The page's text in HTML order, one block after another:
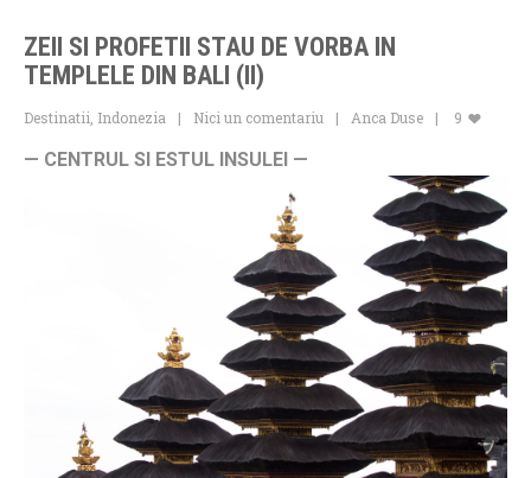
ZEII SI PROFETII STAU DE VORBA IN
TEMPLELE DIN BALI (II)
Destinatii Indonezia Nici un comentariu Anca Duse 9
— CENTRUL SI ESTUL INSULEI —